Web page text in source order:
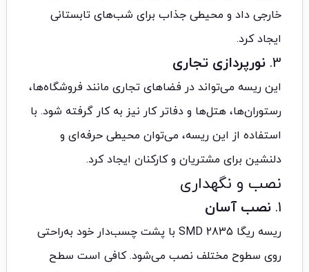
خارجی داد و محیطی جذاب برای شب‌های تابستانی
ایجاد کرد.
3. نورپردازی تجاری
این ریسه می‌تواند در فضاهای تجاری مانند فروشگاه‌ها،
رستوران‌ها، هتل‌ها و دفاتر کار نیز به کار گرفته شود. با
استفاده از این ریسه، می‌توان محیطی حرفه‌ای و
دلنشین برای مشتریان و کارکنان ایجاد کرد.
نصب و نگهداری
1. نصب آسان
ریسه ریگا 2835 SMD با پشت چسب‌دار خود به‌راحتی
روی سطوح مختلف نصب می‌شود. کافی است سطح